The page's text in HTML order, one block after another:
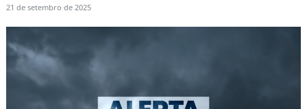
21 de setembro de 2025